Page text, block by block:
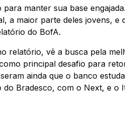
manter sua base
a maior parte deles jovens, e
do BofA.
relatório, vê a busca pela
principal desafio para
ainda que o banco
do Bradesco, com o Next, e o